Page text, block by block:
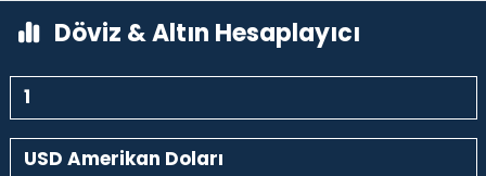
Döviz & Altın Hesaplayıcı